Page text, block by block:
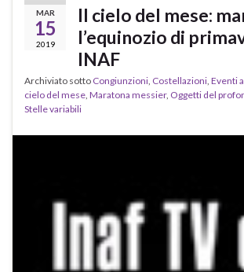
MAR
15
2019
Il cielo del mese:
l’equinozio di
INAF
Archiviato sotto Congiunzioni, Costellazioni, Eventi
cielo del mese, Maratona messier, Oggetti del
Stelle variabili